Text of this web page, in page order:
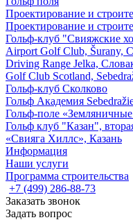
Проектирование и
Проектирование и
Гольф-клуб "Свияжские
Airport Golf Club, Šurany,
Driving Range Jelka,
Golf Club Scotland,
Гольф-клуб Сколково
Гольф Академия
Гольф-поле
Гольф клуб "Казан",
«Свияга Хиллс», Казань
Информация
Наши услуги
Программа строительства
+7 (499) 286-88-73
Заказать звонок
Задать вопрос